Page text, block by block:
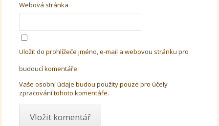
Webová stránka
Uložit do prohlížeče jméno, e-mail a webovou stránku pro
budoucí komentáře.
Vaše osobní údaje budou použity pouze pro účely
zpracování tohoto komentáře.